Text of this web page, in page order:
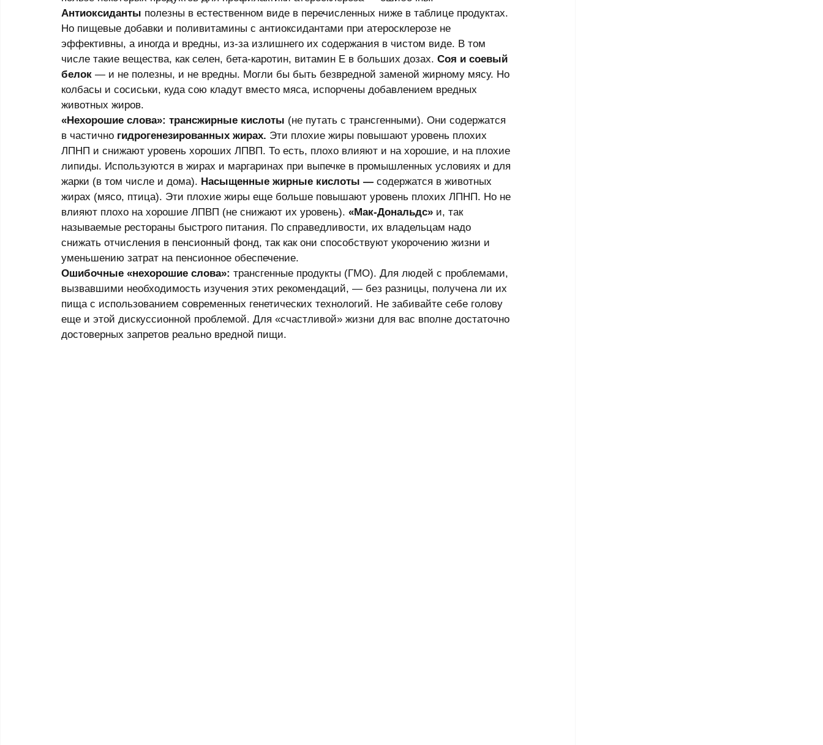
Антиоксиданты полезны в естественном виде в перечисленных ниже в таблице продуктах.
Но пищевые добавки и поливитамины с антиоксидантами при атеросклерозе не
эффективны, а иногда и вредны, из-за излишнего их содержания в чистом виде. В том
числе такие вещества, как селен, бета-каротин, витамин Е в больших дозах. Соя и соевый
белок — и не полезны, и не вредны. Могли бы быть безвредной заменой жирному мясу. Но
колбасы и сосиськи, куда сою кладут вместо мяса, испорчены добавлением вредных
животных жиров.
«Нехорошие слова»: трансжирные кислоты (не путать с трансгенными). Они содержатся
в частично гидрогенезированных жирах. Эти плохие жиры повышают уровень плохих
ЛПНП и снижают уровень хороших ЛПВП. То есть, плохо влияют и на хорошие, и на плохие
липиды. Используются в жирах и маргаринах при выпечке в промышленных условиях и для
жарки (в том числе и дома). Насыщенные жирные кислоты — содержатся в животных
жирах (мясо, птица). Эти плохие жиры еще больше повышают уровень плохих ЛПНП. Но не
влияют плохо на хорошие ЛПВП (не снижают их уровень). «Мак-Дональдс» и, так
называемые рестораны быстрого питания. По справедливости, их владельцам надо
снижать отчисления в пенсионный фонд, так как они способствуют укорочению жизни и
уменьшению затрат на пенсионное обеспечение.
Ошибочные «нехорошие слова»: трансгенные продукты (ГМО). Для людей с проблемами,
вызвавшими необходимость изучения этих рекомендаций, — без разницы, получена ли их
пища с использованием современных генетических технологий. Не забивайте себе голову
еще и этой дискуссионной проблемой. Для «счастливой» жизни для вас вполне достаточно
достоверных запретов реально вредной пищи.